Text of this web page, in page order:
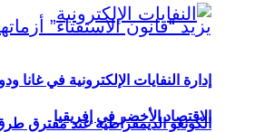
الكونغو الديمقراطية عند مفترق
إدارة النفايات الإلكترونية في
الاقتصاد الأخضر في إفريقيا